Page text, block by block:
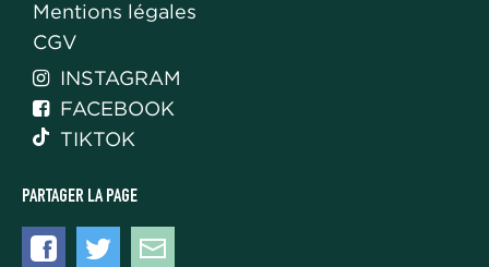
HH
Mentions légales
CGV
 INSTAGRAM

FACEBOOK
TIKTOK
PARTAGER LA PAGE